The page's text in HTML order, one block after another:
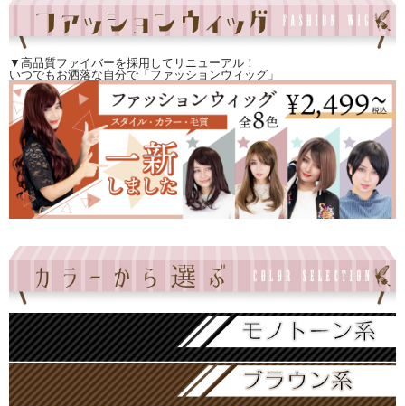
▼高品質ファイバーを採用してリニューアル！
いつでもお洒落な自分で「ファッションウィッグ」